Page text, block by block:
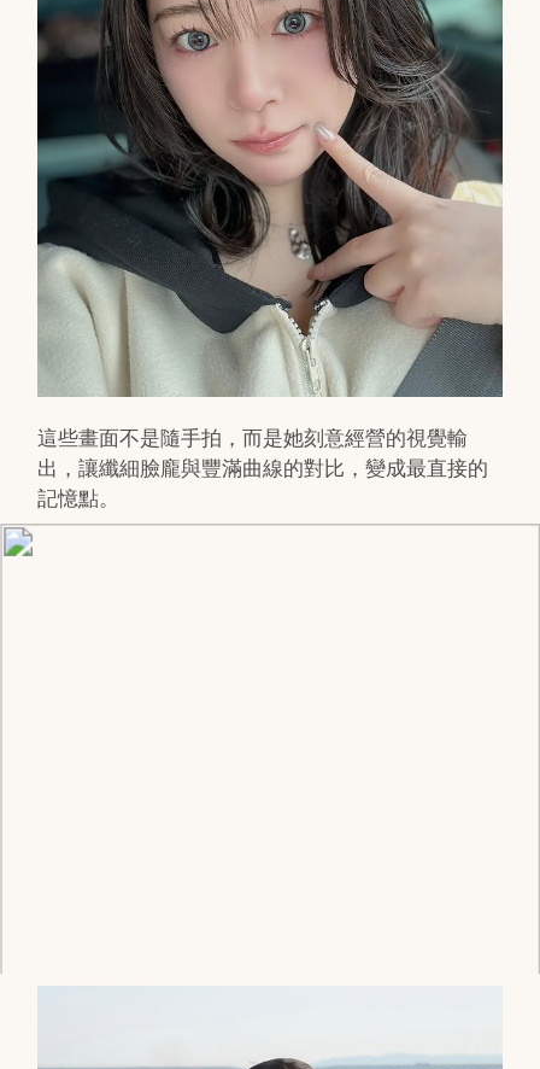
這些畫面不是隨手拍，而是她刻意經營的視覺輸
出，讓纖細臉龐與豐滿曲線的對比，變成最直接的
記憶點。